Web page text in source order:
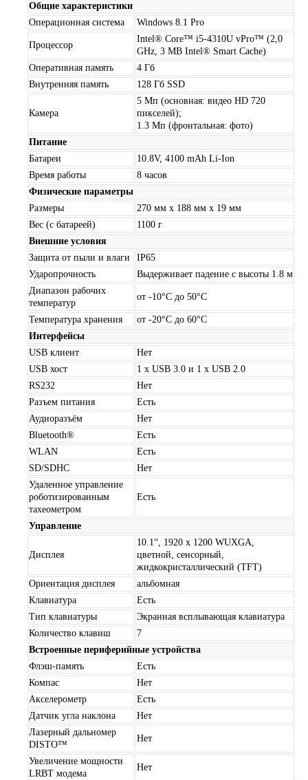
Общие характеристики
Операционная система
Windows 8.1 Pro
Процессор
Intel® Core™ i5-4310U vPro™ (2,0
GHz, 3 MB Intel® Smart Cache)
Оперативная память
4 Гб
Внутренняя память
128 Гб SSD
Камера
5 Мп (основная: видео HD 720
пикселей);
1.3 Мп (фронтальная: фото)
Питание
Батареи
10.8V, 4100 mAh Li-Ion
Время работы
8 часов
Физические параметры
Размеры
270 мм х 188 мм х 19 мм
Вес (с батареей)
1100 г
Внешние условия
Защита от пыли и влаги
IP65
Ударопрочность
Выдерживает падение с высоты 1.8 м
Диапазон рабочих
температур
от -10°C до 50°C
Температура хранения
от -20°C до 60°C
Интерфейсы
USB клиент
Нет
USB хост
1 x USB 3.0 и 1 x USB 2.0
RS232
Нет
Разъем питания
Есть
Аудиоразъём
Нет
Bluetooth®
Есть
WLAN
Есть
SD/SDHC
Нет
Удаленное управление
роботизированным
тахеометром
Есть
Управление
Дисплея
10.1“, 1920 x 1200 WUXGA,
цветной, сенсорный,
жидкокристаллический (TFT)
Ориентация дисплея
альбомная
Клавиатура
Есть
Тип клавиатуры
Экранная всплывающая клавиатура
Количество клавиш
7
Встроенные периферийные устройства
Флэш-память
Есть
Компас
Нет
Акселерометр
Есть
Датчик угла наклона
Нет
Лазерный дальномер
DISTO™
Нет
Увеличение мощности
LRBT модема
Нет